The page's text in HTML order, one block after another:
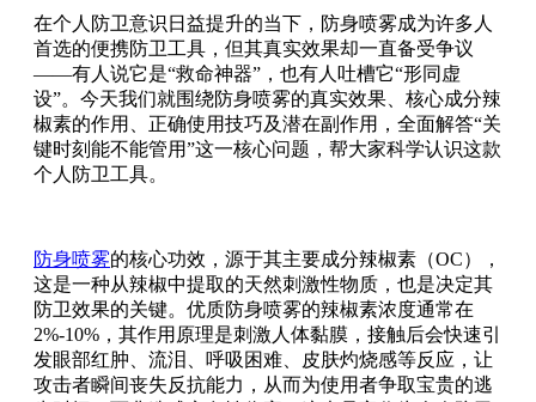
在个人防卫意识日益提升的当下，防身喷雾成为许多人
首选的便携防卫工具，但其真实效果却一直备受争议
——有人说它是“救命神器”，也有人吐槽它“形同虚
设”。今天我们就围绕防身喷雾的真实效果、核心成分辣
椒素的作用、正确使用技巧及潜在副作用，全面解答“关
键时刻能不能管用”这一核心问题，帮大家科学认识这款
个人防卫工具。
防身喷雾的核心功效，源于其主要成分辣椒素（OC），
这是一种从辣椒中提取的天然刺激性物质，也是决定其
防卫效果的关键。优质防身喷雾的辣椒素浓度通常在
2%-10%，其作用原理是刺激人体黏膜，接触后会快速引
发眼部红肿、流泪、呼吸困难、皮肤灼烧感等反应，让
攻击者瞬间丧失反抗能力，从而为使用者争取宝贵的逃